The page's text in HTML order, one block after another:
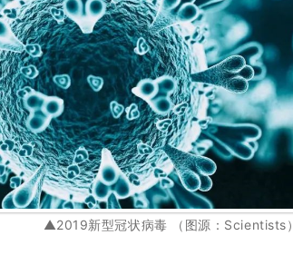
▲2019新型冠状病毒 （图源：Scientists）